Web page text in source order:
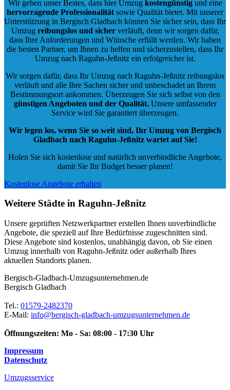
Wir geben unser Bestes, dass hier Umzug kostengünstigund eine
hervorragende Professionalität sowie Qualität bietet. Mit unserer
Unterstützung in Bergisch Gladbach können Sie sicher sein, dass Ihr
Umzug reibungslos und sicherverläuft, denn wir sorgen dafür,
dass Ihre Anforderungen und Wünsche erfüllt werden. Wir haben
die besten Partner, um Ihnen zu helfen und sicherzustellen, dass Ihr
Umzug nach Raguhn-Jeßnitz ein erfolgreicher ist.
Wir sorgen dafür, dass Ihr Umzug nach Raguhn-Jeßnitz reibungslos
verläuft und alle Ihre Sachen sicher und unbeschadet an Ihrem
Bestimmungsort ankommen. Überzeugen Sie sich selbst von den
günstigen Angeboten und der Qualität.Unsere umfassender
Service wird Sie garantiert überzeugen.
Wir legen los, wenn Sie so weit sind, Ihr Umzug von Bergisch
Gladbach nach Raguhn-Jeßnitz wartet auf Sie!
Holen Sie sich kostenlose und natürlich unverbindliche Angebote,
damit Sie Ihr Budget besser planen!
Kostenlose Angebote erhalten
Weitere Städte in Raguhn-Jeßnitz
Unsere geprüften Netzwerkpartner erstellen Ihnen unverbindliche
Angebote, die speziell auf Ihre Bedürfnisse zugeschnitten sind.
Diese Angebote sind kostenlos, unabhängig davon, ob Sie einen
Umzug innerhalb von Raguhn-Jeßnitz oder außerhalb Ihres
aktuellen Standorts planen.
Bergisch-Gladbach-Umzugsunternehmen.de
Bergisch Gladbach
Tel.: 01579-2482370
E-Mail: info@bergisch-gladbach-umzugsunternehmen.de
Öffnungszeiten: Mo - Sa: 08:00 - 17:30 Uhr
Impressum
Datenschutz
Umzugsservice